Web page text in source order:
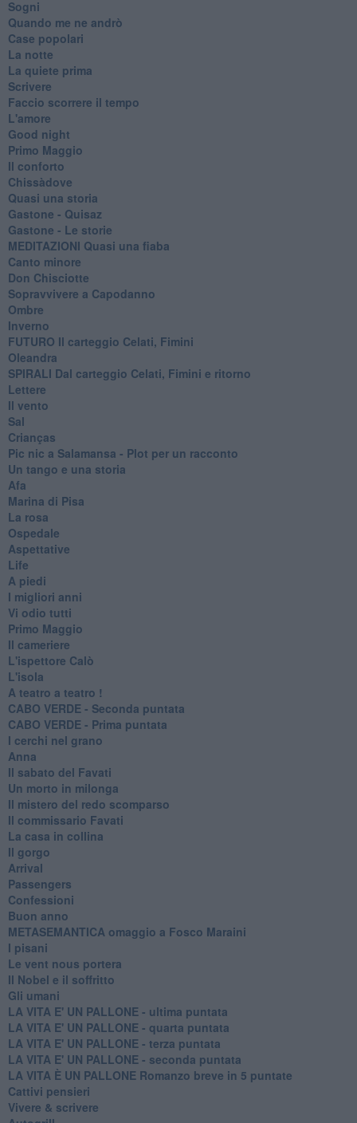
Sogni
Quando me ne andrò
Case popolari
La notte
La quiete prima
Scrivere
Faccio scorrere il tempo
L'amore
Good night
Primo Maggio
Il conforto
Chissàdove
Quasi una storia
Gastone - Quisaz
Gastone - Le storie
MEDITAZIONI Quasi una fiaba
Canto minore
Don Chisciotte
Sopravvivere a Capodanno
Ombre
Inverno
FUTURO Il carteggio Celati, Fimini
Oleandra
SPIRALI Dal carteggio Celati, Fimini e ritorno
Lettere
Il vento
Sal
Crianças
Pic nic a Salamansa - Plot per un racconto
Un tango e una storia
Afa
Marina di Pisa
La rosa
Ospedale
Aspettative
Life
A piedi
I migliori anni
Vi odio tutti
Primo Maggio
Il cameriere
L'ispettore Calò
L'isola
A teatro a teatro !
CABO VERDE - Seconda puntata
CABO VERDE - Prima puntata
I cerchi nel grano
Anna
Il sabato del Favati
Un morto in milonga
Il mistero del redo scomparso
Il commissario Favati
La casa in collina
Il gorgo
Arrival
Passengers
Confessioni
Buon anno
METASEMANTICA omaggio a Fosco Maraini
I pisani
Le vent nous portera
Il Nobel e il soffritto
Gli umani
LA VITA E' UN PALLONE - ultima puntata
LA VITA E' UN PALLONE - quarta puntata
LA VITA E' UN PALLONE - terza puntata
LA VITA E' UN PALLONE - seconda puntata
LA VITA È UN PALLONE Romanzo breve in 5 puntate
Cattivi pensieri
Vivere & scrivere